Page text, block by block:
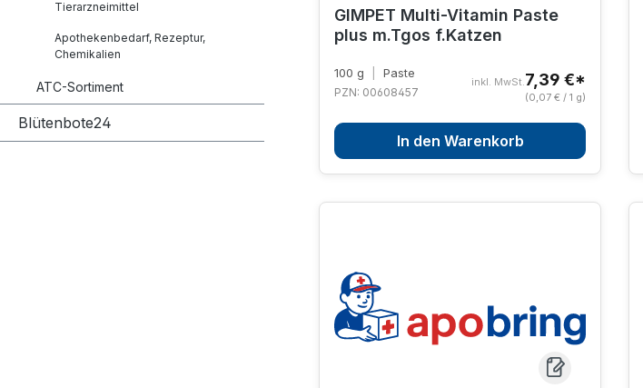
Tierarzneimittel
Apothekenbedarf, Rezeptur,
Chemikalien
ATC-Sortiment
Blütenbote24
GIMPET Multi-Vitamin Paste
plus m.Tgos f.Katzen
100 g Paste
PZN: 00608457
inkl. MwSt.7,39 €*
(0,07 € / 1 g)
In den Warenkorb